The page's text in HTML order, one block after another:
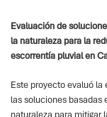
Evaluación de
la naturaleza para la
escorrentía pluvial en
Este proyecto evaluó la
las soluciones basadas